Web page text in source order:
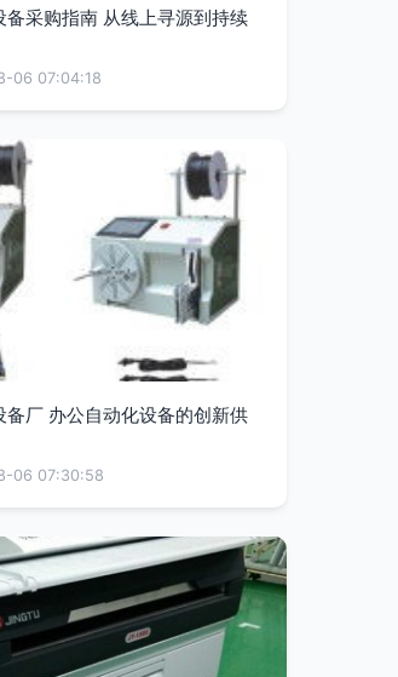
备采购指南 从线上寻源到持续
06 07:04:18
备厂 办公自动化设备的创新供
06 07:30:58